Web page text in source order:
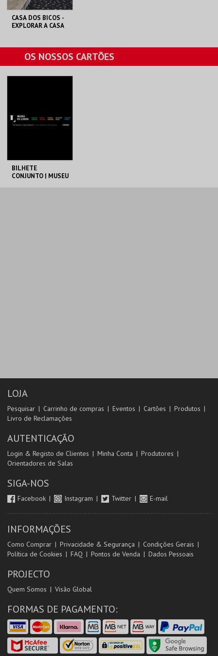
CASA DOS BICOS -
EXPLORAR A CASA
PORTUGUESA
ML - PALÁCIO
PIMENTAOS NOSSOS CARTÕES
BILHETE
CONJUNTO | MUSEU
LOJA
Pesquisar Carrinho de compras Eventos Cartões
Produtos
Livro de Reclamações
AUTENTICAÇÃO
Login & Registo de Clientes Minha Conta
Produtores
Orientadores de Salas
SIGA-NOS
Facebook Instagram Twitter E-mail
INFORMAÇÕES
Como Comprar Privacidade & Segurança
Condições Gerais
Política de Cookies
FAQ Pontos de Venda Dados Pessoais
PROJECTO
Quem Somos Visão Global
FORMAS DE PAGAMENTO: